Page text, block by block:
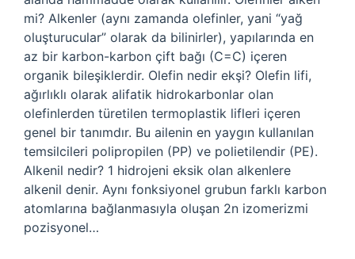
mi? Alkenler (aynı zamanda olefinler, yani “yağ
oluşturucular” olarak da bilinirler), yapılarında en
az bir karbon-karbon çift bağı (C=C) içeren
organik bileşiklerdir. Olefin nedir ekşi? Olefin lifi,
ağırlıklı olarak alifatik hidrokarbonlar olan
olefinlerden türetilen termoplastik lifleri içeren
genel bir tanımdır. Bu ailenin en yaygın kullanılan
temsilcileri polipropilen (PP) ve polietilendir (PE).
Alkenil nedir? 1 hidrojeni eksik olan alkenlere
alkenil denir. Aynı fonksiyonel grubun farklı karbon
atomlarına bağlanmasıyla oluşan 2n izomerizmi
pozisyonel…